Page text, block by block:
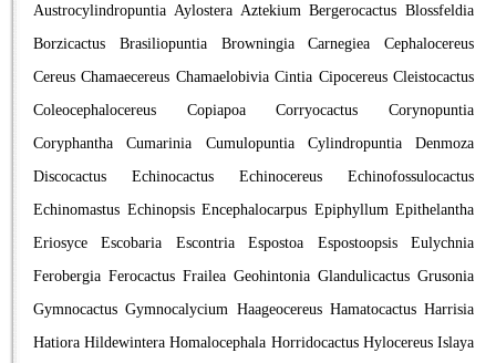
Austrocylindropuntia Aylostera Aztekium Bergerocactus Blossfeldia
Borzicactus
Brasiliopuntia Browningia Carnegiea
Cephalocereus
Cereus Chamaecereus Chamaelobivia Cintia Cipocereus Cleistocactus
Coleocephalocereus
Copiapoa Corryocactus
Corynopuntia
Coryphantha
Cumarinia Cumulopuntia Cylindropuntia
Denmoza
Discocactus
Echinocactus Echinocereus
Echinofossulocactus
Echinomastus Echinopsis Encephalocarpus Epiphyllum Epithelantha
Eriosyce
Escobaria Escontria Espostoa Espostoopsis
Eulychnia
Ferobergia Ferocactus Frailea Geohintonia Glandulicactus Grusonia
Gymnocactus Gymnocalycium Haageocereus Hamatocactus Harrisia
Hatiora Hildewintera Homalocephala Horridocactus Hylocereus Islaya